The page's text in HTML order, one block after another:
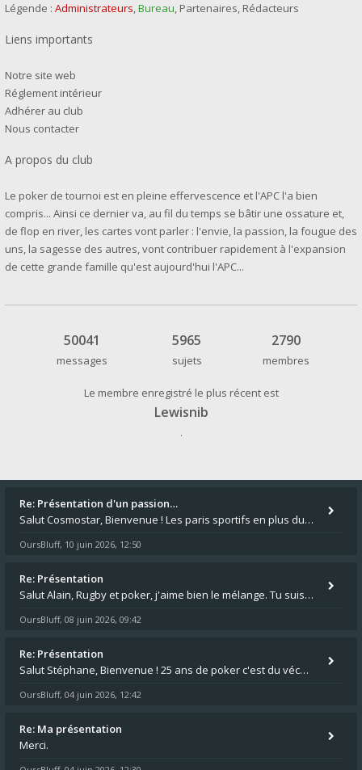
Légende : Administrateurs,Bureau, Partenaires, Rédacteurs
Liens importants
Notre site web
Réglement intérieur
Adhérer au club
Nous contacter
A propos du club
Le poker de tournoi est en pleine effervescence et l'APC l'a bien
compris... Ainsi ce dernier va, au fil du temps se bâtir une ossature et,
de flop en river, les cartes vont parler : l'envie, la passion, la fougue des
uns, la sagesse des autres, vont contribuer rapidement à l'expansion
de cette grande famille qu'est aujourd'hui l'APC...
50041
messages
5965
sujets
2790
membres
Le membre enregistré le plus récent est
Lewisnib
.
Re: Présentation d'un passion…
Salut Cosmostar, Bienvenue ! Les paris sportifs en plus du poker, c'est ce que je fais aussi. Surtout la NBA, je mise su
OursBluff, 10 juin 2026, 12:50
Re: Présentation
Salut Alain, Rugby et poker, j'aime bien le mélange. Tu suis le rugby du coin ? Moi j'essaie d'aller voir des matchs de
OursBluff, 08 juin 2026, 09:42
Re: Présentation
Salut Stéphane, Bienvenue ! 25 ans de poker c'est du vécu quand même. Moi je suis relativementnouveau (2018) mais j'ai a
OursBluff, 04 juin 2026, 12:42
Re: Ma présentation
Merci.